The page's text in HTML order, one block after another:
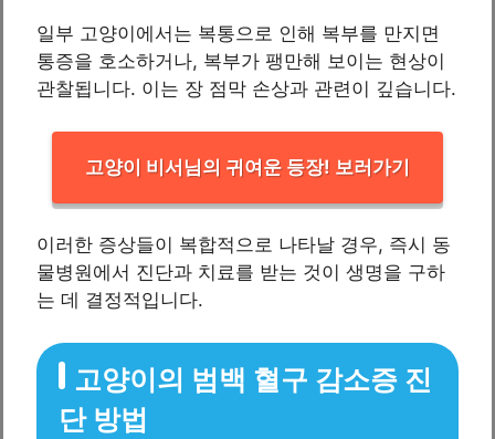
일부 고양이에서는 복통으로 인해 복부를 만지면
통증을 호소하거나, 복부가 팽만해 보이는 현상이
관찰됩니다. 이는 장 점막 손상과 관련이 깊습니다.
고양이 비서님의 귀여운 등장! 보러가기
이러한 증상들이 복합적으로 나타날 경우, 즉시 동
물병원에서 진단과 치료를 받는 것이 생명을 구하
는 데 결정적입니다.
고양이의 범백 혈구 감소증 진
단 방법